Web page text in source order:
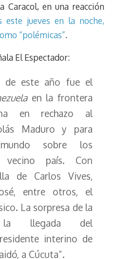
Caracol, en una reacción
este jueves en la noche,
“polémicas”.
El Espectador:
de este año fue el
en la frontera
en rechazo al
Maduro y para
sobre los
vecino país. Con
de Carlos Vives,
entre otros, el
La sorpresa de la
llegada del
interino de
a Cúcuta”.